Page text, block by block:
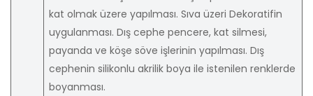
kat olmak üzere yapılması. Sıva üzeri Dekoratifin
uygulanması. Dış cephe pencere, kat silmesi,
payanda ve köşe söve işlerinin yapılması. Dış
cephenin silikonlu akrilik boya ile istenilen renklerde
boyanması.